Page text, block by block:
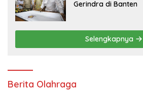
Gerindra di Banten
Selengkapnya
Berita Olahraga